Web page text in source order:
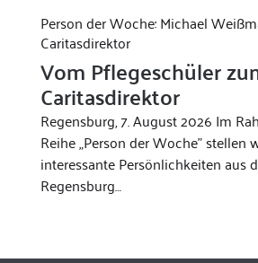
Person der Woche: Michael
Caritasdirektor
Vom Pflegeschüler
Caritasdirektor
Regensburg, 7. August 2026 Im
Reihe „Person der Woche” stellen
interessante Persönlichkeiten aus
Regensburg…